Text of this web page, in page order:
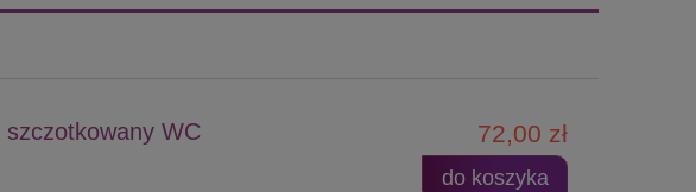
WC 72,00 zł
do koszyka